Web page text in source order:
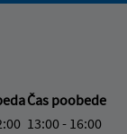
Čas poobede
13:00 - 16:00